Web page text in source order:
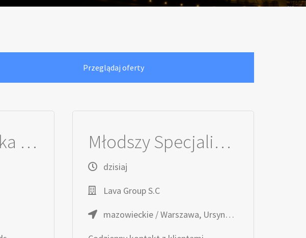
Przedstawicielka / Przedstawiciel Handlowy ds. Żywienia Zwierząt Młodszy Specjalista ds. obsługi klienta z językiem włoskim
dzisiaj
Lava Group S.C
mazowieckie / Warszawa, Ursynów, obok stacji Metro Stokłosy